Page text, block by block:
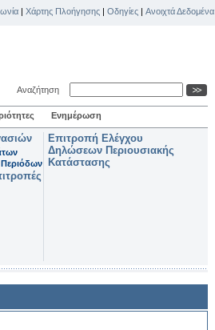
| Χάρτης Πλοήγησης | Οδηγίες | Ανοιχτά Δεδομένα
Αναζήτηση
Ενημέρωση
Επιτροπή Ελέγχου
Δηλώσεων Περιουσιακής
Κατάστασης